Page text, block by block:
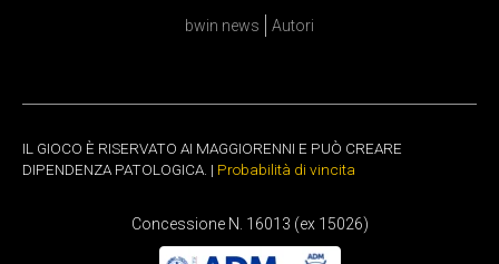
bwin news Autori
IL GIOCO È RISERVATO AI MAGGIORENNI E PUÒ CREARE
DIPENDENZA PATOLOGICA. | Probabilità di vincita
Concessione N. 16013 (ex 15026)